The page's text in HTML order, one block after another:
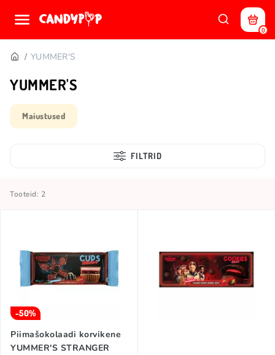
0
YUMMER'S
YUMMER'S
Maiustused
FILTRID
Tooteid: 2
-50%
Piimašokolaadi korvikene
YUMMER'S STRANGER